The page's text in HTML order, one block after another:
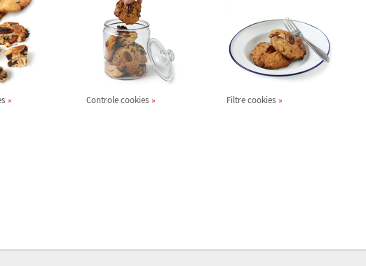
Controle cookies Filtre cookies